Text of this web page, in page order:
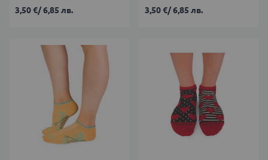
3,50 €/6,85 лв. 3,50 €/6,85 лв.